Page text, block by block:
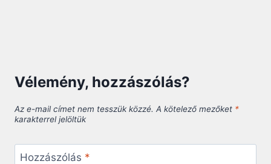
Vélemény, hozzászólás?
Az e-mail címet nem tesszük közzé. A kötelező mezőket *
karakterrel jelöltük
Hozzászólás *